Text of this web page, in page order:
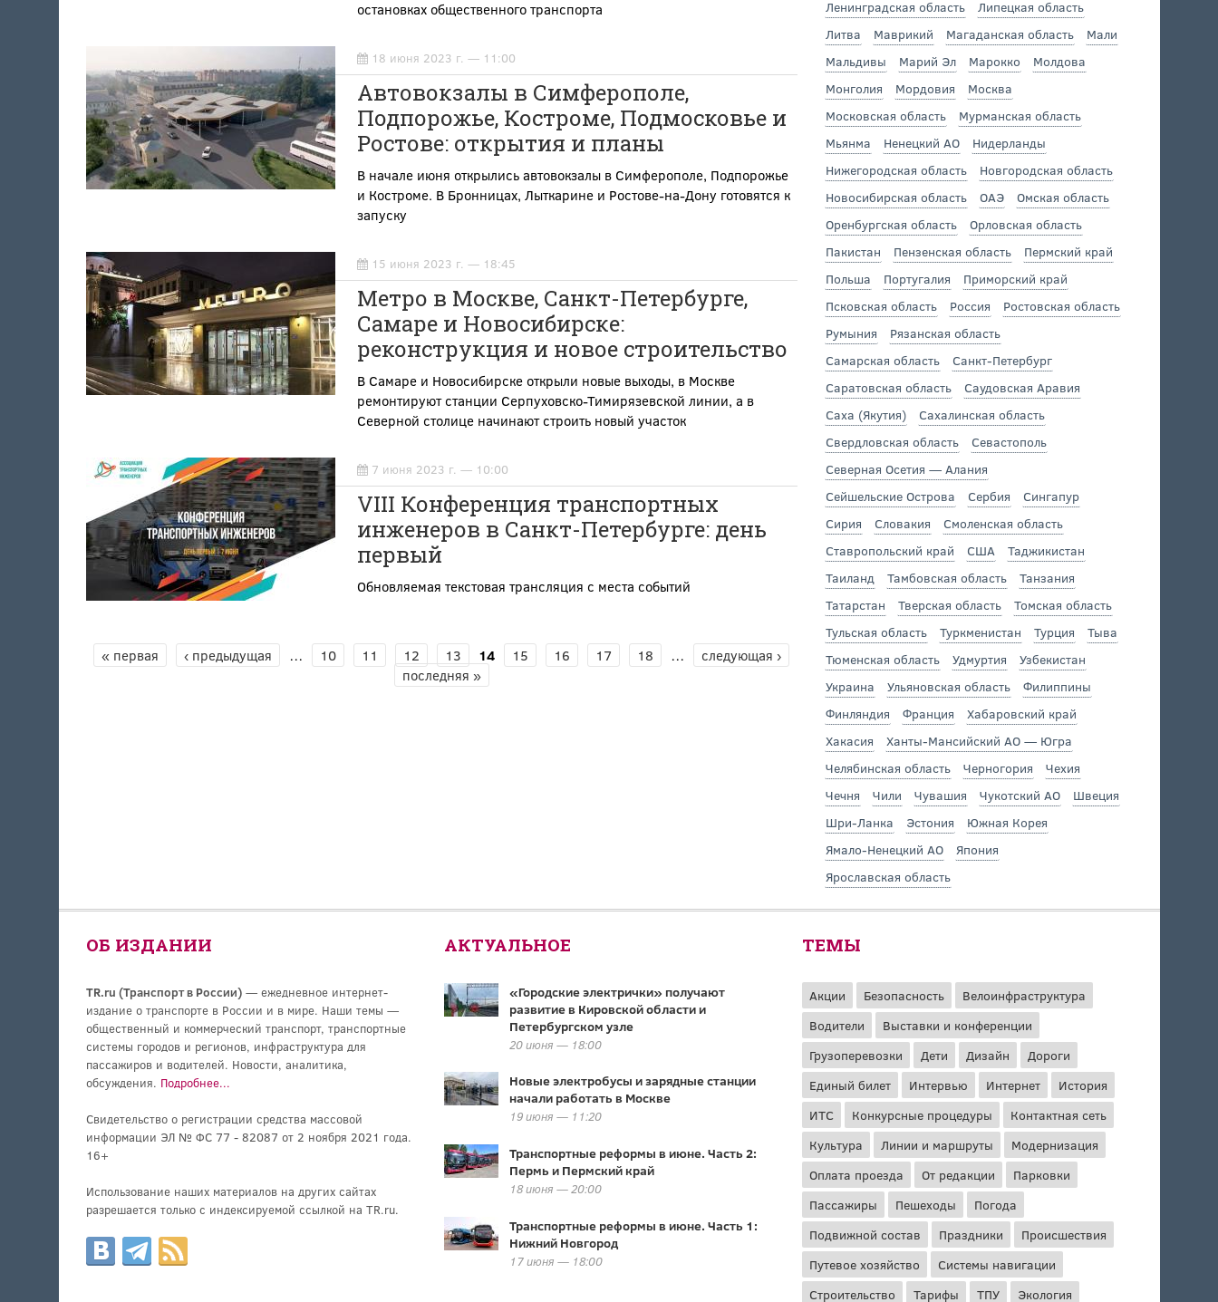
остановках общественного транспорта
18 июня 2023 г. — 11:00
Автовокзалы в Симферополе,
Подпорожье, Костроме, Подмосковье и
Ростове: открытия и планы
В начале июня открылись автовокзалы в Симферополе, Подпорожье
и Костроме. В Бронницах, Лыткарине и Ростове-на-Дону готовятся к
запуску
15 июня 2023 г. — 18:45
Метро в Москве, Санкт-Петербурге,
Самаре и Новосибирске:
реконструкция и новое строительство
В Самаре и Новосибирске открыли новые выходы, в Москве
ремонтируют станции Серпуховско-Тимирязевской линии, а в
Северной столице начинают строить новый участок
7 июня 2023 г. — 10:00
VIII Конференция транспортных
инженеров в Санкт-Петербурге: день
первый
Обновляемая текстовая трансляция с места событий
СТРАНИЦЫ
« первая ‹ предыдущая … 10 11 12 13 14 15 16 17 18 …
следующая ›
последняя »
Ленинградская область
Липецкая область
Литва
Маврикий Магаданская область
Мали
Мальдивы
Марий Эл Марокко
Молдова
Монголия
Мордовия
Москва
Московская область
Мурманская область
Мьянма
Ненецкий АО
Нидерланды
Нижегородская область
Новгородская область
Новосибирская область
ОАЭ
Омская область
Оренбургская область
Орловская область
Пакистан
Пензенская область
Пермский край
Польша
Португалия
Приморский край
Псковская область
Россия
Ростовская область
Румыния
Рязанская область
Самарская область
Санкт-Петербург
Саратовская область
Саудовская Аравия
Саха (Якутия)
Сахалинская область
Свердловская область
Севастополь
Северная Осетия — Алания
Сейшельские Острова
Сербия
Сингапур
Сирия
Словакия
Смоленская область
Ставропольский край
США
Таджикистан
Таиланд
Тамбовская область
Танзания
Татарстан
Тверская область
Томская область
Тульская область
Туркменистан Турция
Тыва
Тюменская область
Удмуртия
Узбекистан
Украина
Ульяновская область
Филиппины
Финляндия
Франция
Хабаровский край
Хакасия
Ханты-Мансийский АО — Югра
Челябинская область
Черногория
Чехия
Чечня
Чили Чувашия Чукотский АО
Швеция
Шри-Ланка
Эстония
Южная Корея
Ямало-Ненецкий АО
Япония
Ярославская область
ОБ ИЗДАНИИ
TR.ru (Транспорт в России)— ежедневное интернет-
издание о транспорте в России и в мире. Наши темы —
общественный и коммерческий транспорт, транспортные
системы городов и регионов, инфраструктура для
пассажиров и водителей. Новости, аналитика,
обсуждения. Подробнее...
Свидетельство о регистрации средства массовой
информации ЭЛ № ФС 77 - 82087 от 2 ноября 2021 года.
16+
Использование наших материалов на других сайтах
разрешается только с индексируемой ссылкой на TR.ru.
АКТУАЛЬНОЕ
«Городские электрички» получают
развитие в Кировской области и
Петербургском узле
20 июня — 18:00
Новые электробусы и зарядные станции
начали работать в Москве
19 июня — 11:20
Транспортные реформы в июне. Часть 2:
Пермь и Пермский край
18 июня — 20:00
Транспортные реформы в июне. Часть 1:
Нижний Новгород
17 июня — 18:00
ТЕМЫ
Акции Безопасность
Велоинфраструктура
Водители
Выставки и конференции
Грузоперевозки
Дети Дизайн
Дороги
Единый билет
Интервью Интернет
История
ИТС
Конкурсные процедуры
Контактная сеть
Культура
Линии и маршруты
Модернизация
Оплата проезда
От редакции
Парковки
Пассажиры
Пешеходы
Погода
Подвижной состав
Праздники
Происшествия
Путевое хозяйство
Системы навигации
Строительство
Тарифы ТПУ Экология